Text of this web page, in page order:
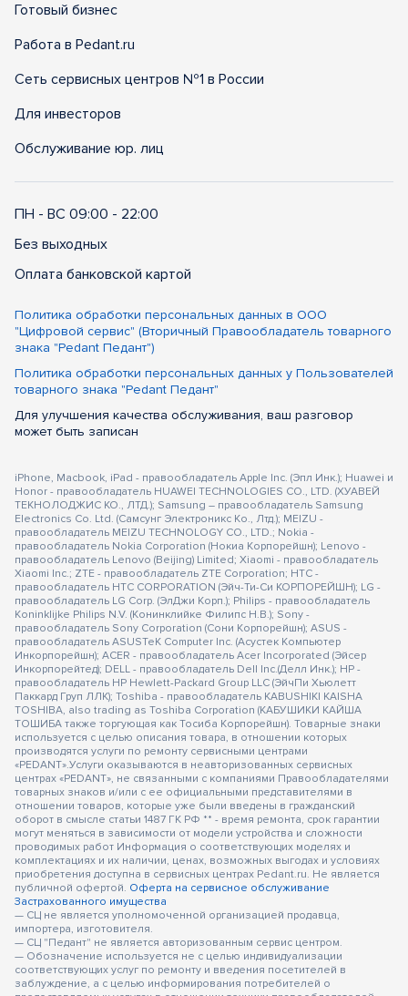
Готовый бизнес
Работа в Pedant.ru
Сеть сервисных центров №1 в России
Для инвесторов
Обслуживание юр. лиц
ПН - ВС 09:00 - 22:00
Без выходных
Оплата банковской картой
Политика обработки персональных данных в ООО
"Цифровой сервис" (Вторичный Правообладатель товарного
знака "Pedant Педант")
Политика обработки персональных данных у Пользователей
товарного знака "Pedant Педант"
Для улучшения качества обслуживания, ваш разговор
может быть записан
iPhone, Macbook, iPad - правообладатель Apple Inc. (Эпл Инк.); Huawei и
Honor - правообладатель HUAWEI TECHNOLOGIES CO., LTD. (ХУАВЕЙ
ТЕКНОЛОДЖИС КО., ЛТД.); Samsung – правообладатель Samsung
Electronics Co. Ltd. (Самсунг Электроникс Ко., Лтд.); MEIZU -
правообладатель MEIZU TECHNOLOGY CO., LTD.; Nokia -
правообладатель Nokia Corporation (Нокиа Корпорейшн); Lenovo -
правообладатель Lenovo (Beijing) Limited; Xiaomi - правообладатель
Xiaomi Inc.; ZTE - правообладатель ZTE Corporation; HTC -
правообладатель HTC CORPORATION (Эйч-Ти-Си КОРПОРЕЙШН); LG -
правообладатель LG Corp. (ЭлДжи Корп.); Philips - правообладатель
Koninklijke Philips N.V. (Конинклийке Филипс Н.В.); Sony -
правообладатель Sony Corporation (Сони Корпорейшн); ASUS -
правообладатель ASUSTeK Computer Inc. (Асустек Компьютер
Инкорпорейшн); ACER - правообладатель Acer Incorporated (Эйсер
Инкорпорейтед); DELL - правообладатель Dell Inc.(Делл Инк.); HP -
правообладатель HP Hewlett-Packard Group LLC (ЭйчПи Хьюлетт
Паккард Груп ЛЛК); Toshiba - правообладатель KABUSHIKI KAISHA
TOSHIBA, also trading as Toshiba Corporation (КАБУШИКИ КАЙША
ТОШИБА также торгующая как Тосиба Корпорейшн). Товарные знаки
используется с целью описания товара, в отношении которых
производятся услуги по ремонту сервисными центрами
«PEDANT».Услуги оказываются в неавторизованных сервисных
центрах «PEDANT», не связанными с компаниями Правообладателями
товарных знаков и/или с ее официальными представителями в
отношении товаров, которые уже были введены в гражданский
оборот в смысле статьи 1487 ГК РФ ** - время ремонта, срок гарантии
могут меняться в зависимости от модели устройства и сложности
проводимых работ Информация о соответствующих моделях и
комплектациях и их наличии, ценах, возможных выгодах и условиях
приобретения доступна в сервисных центрах Pedant.ru. Не является
публичной офертой. Оферта на сервисное обслуживание
Застрахованного имущества
— СЦ не является уполномоченной организацией продавца,
импортера, изготовителя.
— СЦ "Педант" не является авторизованным сервис центром.
— Обозначение используется не с целью индивидуализации
соответствующих услуг по ремонту и введения посетителей в
заблуждение, а с целью информирования потребителей о